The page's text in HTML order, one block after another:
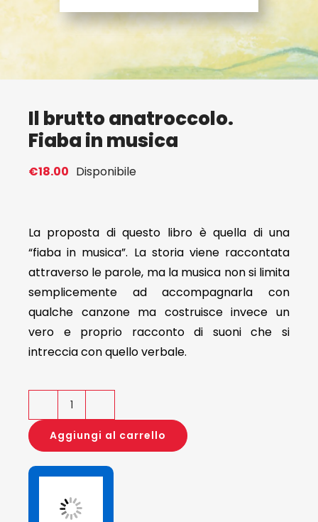
Il brutto anatroccolo.
Fiaba in musica
€18.00 Disponibile
La proposta di questo libro è quella di una
“fiaba in musica”. La storia viene raccontata
attraverso le parole, ma la musica non si limita
semplicemente ad accompagnarla con
qualche canzone ma costruisce invece un
vero e proprio racconto di suoni che si
intreccia con quello verbale.
Il
brutto
anatroccolo.
Fiaba
in
musica
Aggiungi al carrello